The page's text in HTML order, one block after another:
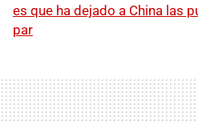
es que ha dejado a China las
par